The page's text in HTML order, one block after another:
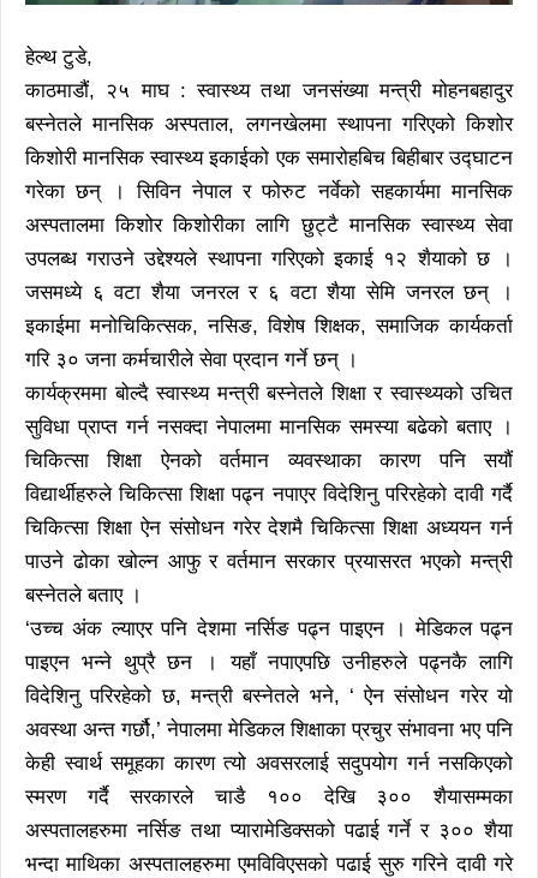
हेल्थ टुडे,
काठमाडौं, २५ माघ : स्वास्थ्य तथा जनसंख्या मन्त्री मोहनबहादुर
बस्नेतले मानसिक अस्पताल, लगनखेलमा स्थापना गरिएको किशोर
किशोरी मानसिक स्वास्थ्य इकाईको एक समारोहबिच बिहीबार उद्घाटन
गरेका छन् । सिविन नेपाल र फोरुट नर्वेको सहकार्यमा मानसिक
अस्पतालमा किशोर किशोरीका लागि छुट्टै मानसिक स्वास्थ्य सेवा
उपलब्ध गराउने उद्देश्यले स्थापना गरिएको इकाई १२ शैयाको छ ।
जसमध्ये ६ वटा शैया जनरल र ६ वटा शैया सेमि जनरल छन् ।
इकाईमा मनोचिकित्सक, नसिङ, विशेष शिक्षक, समाजिक कार्यकर्ता
गरि ३० जना कर्मचारीले सेवा प्रदान गर्ने छन् ।
कार्यक्रममा बोल्दै स्वास्थ्य मन्त्री बस्नेतले शिक्षा र स्वास्थ्यको उचित
सुविधा प्राप्त गर्न नसक्दा नेपालमा मानसिक समस्या बढेको बताए ।
चिकित्सा शिक्षा ऐनको वर्तमान व्यवस्थाका कारण पनि सयौं
विद्यार्थीहरुले चिकित्सा शिक्षा पढ्न नपाएर विदेशिनु परिरहेको दावी गर्दै
चिकित्सा शिक्षा ऐन संसोधन गरेर देशमै चिकित्सा शिक्षा अध्ययन गर्न
पाउने ढोका खोल्न आफु र वर्तमान सरकार प्रयासरत भएको मन्त्री
बस्नेतले बताए ।
‘उच्च अंक ल्याएर पनि देशमा नर्सिङ पढ्न पाइएन । मेडिकल पढ्न
पाइएन भन्ने थुप्रै छन । यहाँ नपाएपछि उनीहरुले पढ्नकै लागि
विदेशिनु परिरहेको छ, मन्त्री बस्नेतले भने, ‘ ऐन संसोधन गरेर यो
अवस्था अन्त गर्छौ,’ नेपालमा मेडिकल शिक्षाका प्रचुर संभावना भए पनि
केही स्वार्थ समूहका कारण त्यो अवसरलाई सदुपयोग गर्न नसकिएको
स्मरण गर्दै सरकारले चाडै १०० देखि ३०० शैयासम्मका
अस्पतालहरुमा नर्सिङ तथा प्यारामेडिक्सको पढाई गर्ने र ३०० शैया
भन्दा माथिका अस्पतालहरुमा एमविविएसको पढाई सुरु गरिने दावी गरे